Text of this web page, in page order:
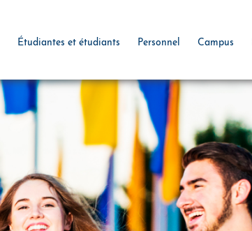
Étudiantes et étudiants Personnel Campus